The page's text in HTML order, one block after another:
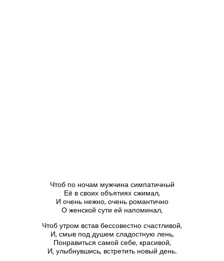
Чтоб по ночам мужчина симпатичный
Её в своих объятиях сжимал,
И очень нежно, очень романтично
О женской сути ей напоминал,
Чтоб утром встав бессовестно счастливой,
И, смыв под душем сладостную лень,
Понравиться самой себе, красивой,
И, улыбнувшись, встретить новый день.